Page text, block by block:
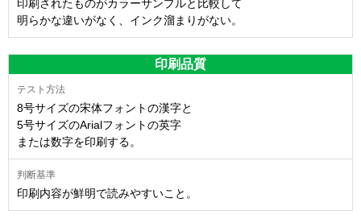
印刷されたものがカラーサンプルと比較して
明らかな違いがなく、インク溜まりがない。
印刷品質
8号サイズの宋体フォントの漢字と
5号サイズのArialフォントの英字
または数字を印刷する。
印刷内容が鮮明で読みやすいこと。